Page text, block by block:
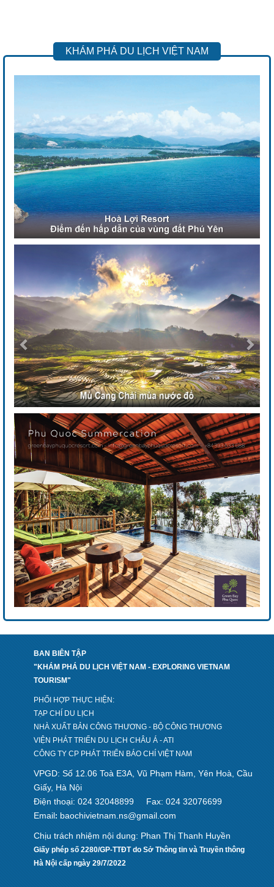
KHÁM PHÁ DU LỊCH VIỆT NAM
BAN BIÊN TẬP
"KHÁM PHÁ DU LỊCH VIỆT NAM - EXPLORING VIETNAM
TOURISM"
PHỐI HỢP THỰC HIỆN:
TẠP CHÍ DU LỊCH
NHÀ XUẤT BẢN CÔNG THƯƠNG - BỘ CÔNG THƯƠNG
VIỆN PHÁT TRIỂN DU LỊCH CHÂU Á - ATI
CÔNG TY CP PHÁT TRIỂN BÁO CHÍ VIỆT NAM
VPGD: Số 12.06 Toà E3A, Vũ Phạm Hàm, Yên Hoà, Cầu
Giấy, Hà Nội
Điện thoại: 024 32048899
Fax: 024 32076699
Email: baochivietnam.ns@gmail.com
Chịu trách nhiệm nội dung: Phan Thị Thanh Huyền
Giấy phép số 2280/GP-TTĐT do Sở Thông tin và Truyền thông
Hà Nội cấp ngày 29/7/2022